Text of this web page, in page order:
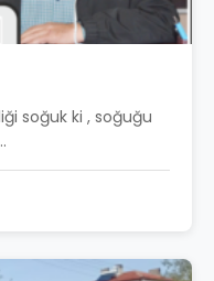
soğuk ki , soğuğu